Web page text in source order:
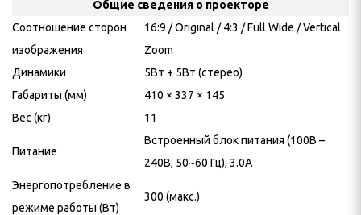
Общие сведения о проекторе
Соотношение сторон
изображения
16:9 / Original / 4:3 / Full Wide / Vertical
Zoom
Динамики
5Вт + 5Вт (стерео)
Габариты (мм)
410 × 337 × 145
Вес (кг)
11
Питание
Встроенный блок питания (100В –
240В, 50~60 Гц), 3.0А
Энергопотребление в
режиме работы (Вт)
300 (макс.)